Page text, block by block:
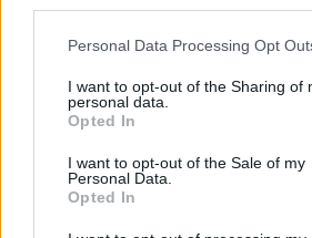
Please note that this website/app uses
not limited to your visit or usage
grant or deny consent to Google and
use your data for below specified
consent section.
Personal Data Processing Opt
I want to opt-out of the Sharing of
personal data.
Opted In
I want to opt-out of the Sale of my
Personal Data.
Opted In
Λάρισα, Σχολή Επιστημών Φυσικής
Διαιτολογίας με έδρα τα Τρίκαλα.
n Ιδρύονται στο Πανεπιστήμιο
τίθενται σε λειτουργία το
και Γλωσσικών και
τον Βόλο), Λογιστικής και